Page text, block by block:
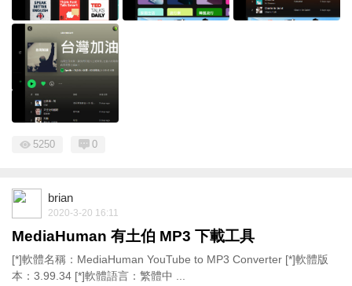
5250 0
brian
2020-3-20 16:11
MediaHuman 有土伯 MP3 下載工具
[*]軟體名稱：MediaHuman YouTube to MP3 Converter [*]軟體版
本：3.99.34 [*]軟體語言：繁體中 ...